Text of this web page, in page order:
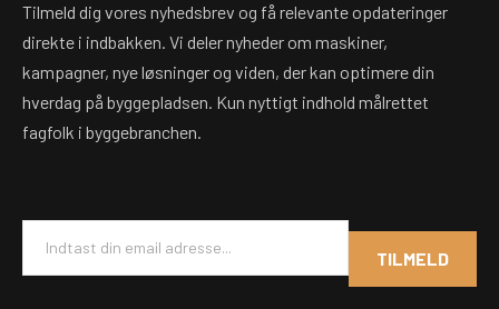
Tilmeld dig vores nyhedsbrev og få relevante opdateringer
direkte i indbakken. Vi deler nyheder om maskiner,
kampagner, nye løsninger og viden, der kan optimere din
hverdag på byggepladsen. Kun nyttigt indhold målrettet
fagfolk i byggebranchen.
a
TILMELD